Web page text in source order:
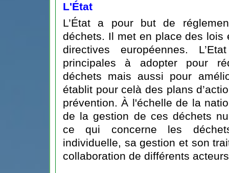
L'État
L’État a pour but de
déchets. Il met en place des lois
directives européennes.
principales à adopter pour
déchets mais aussi pour
établit pour celà des plans
prévention. À l'échelle de la
de la gestion de ces déchets
ce qui concerne les
individuelle, sa gestion et son
collaboration de différents acteurs